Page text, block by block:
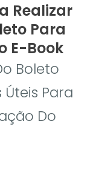
Realizar
Para
E-Book
Boleto
Úteis Para
Do